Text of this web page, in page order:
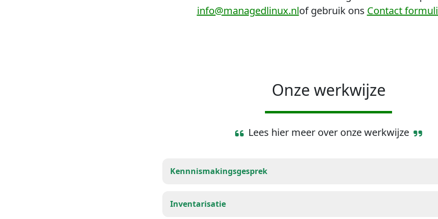
info@managedlinux.nlof gebruik ons Contact
Onze werkwijze
Lees hier meer over onze werkwijze
Kennnismakingsgesprek
Inventarisatie